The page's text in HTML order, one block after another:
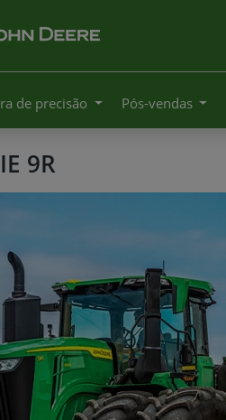
de precisão Pós-vendas
9R